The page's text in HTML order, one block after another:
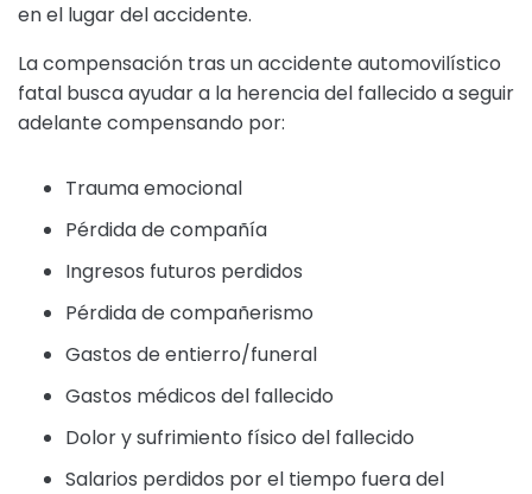
en el lugar del accidente.
La compensación tras un accidente automovilístico
fatal busca ayudar a la herencia del fallecido a seguir
adelante compensando por:
Trauma emocional
Pérdida de compañía
Ingresos futuros perdidos
Pérdida de compañerismo
Gastos de entierro/funeral
Gastos médicos del fallecido
Dolor y sufrimiento físico del fallecido
Salarios perdidos por el tiempo fuera del